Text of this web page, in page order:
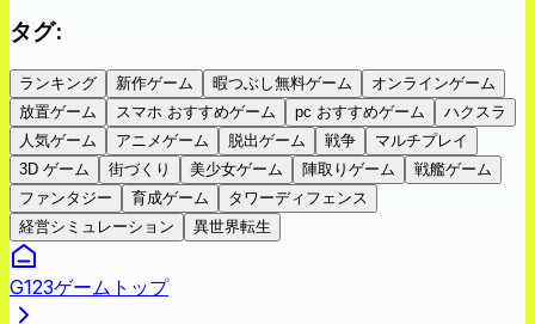
タグ:
ランキング 新作ゲーム 暇つぶし無料ゲーム
オンラインゲーム
放置ゲーム
スマホ おすすめゲーム pc おすすめゲーム
ハクスラ
人気ゲーム
アニメゲーム 脱出ゲーム 戦争
マルチプレイ
3D ゲーム
街づくり 美少女ゲーム 陣取りゲーム
戦艦ゲーム
ファンタジー
育成ゲーム
タワーディフェンス
経営シミュレーション
異世界転生
G123ゲームトップ